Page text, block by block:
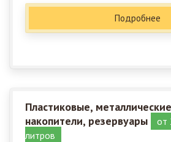
Подробнее
Пластиковые,
накопители, резервуары
от
литров